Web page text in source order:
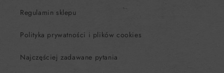
Regulamin sklepu
Polityka prywatności i plików cookies
Najczęściej zadawane pytania